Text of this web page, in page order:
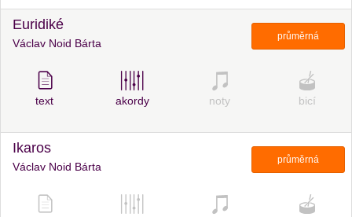
Euridiké
Václav Noid Bárta
průměrná
text akordy noty bicí
Ikaros
Václav Noid Bárta
průměrná